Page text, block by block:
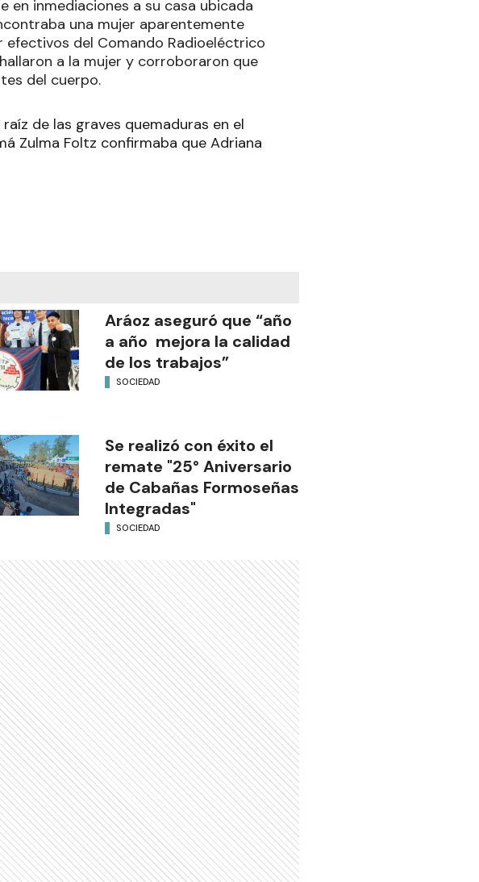
en inmediaciones a su casa ubicada
una mujer aparentemente
efectivos del Comando Radioeléctrico
a la mujer y corroboraron que
del cuerpo.
de las graves quemaduras en el
Zulma Foltz confirmaba que Adriana
Aráoz aseguró que “año
a año mejora la calidad
de los trabajos”
SOCIEDAD
Se realizó con éxito el
remate "25° Aniversario
de Cabañas Formoseñas
Integradas"
SOCIEDAD